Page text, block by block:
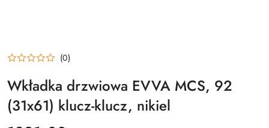
(0)
Wkładka drzwiowa EVVA MCS, 92
(31x61) klucz-klucz, nikiel